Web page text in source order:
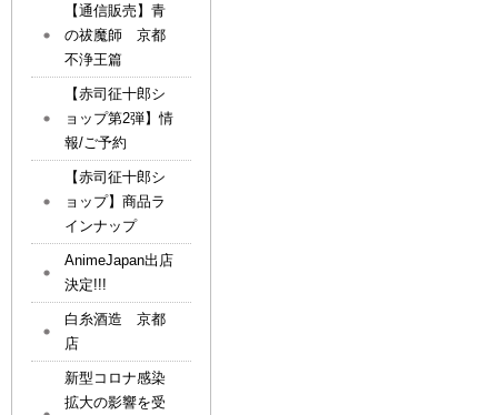
【通信販売】青
の祓魔師 京都
不浄王篇
【赤司征十郎シ
ョップ第2弾】情
報/ご予約
【赤司征十郎シ
ョップ】商品ラ
インナップ
AnimeJapan出店
決定!!!
白糸酒造 京都
店
新型コロナ感染
拡大の影響を受